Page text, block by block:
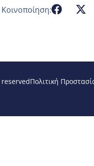
Κοινοποίηση:
Πολιτική